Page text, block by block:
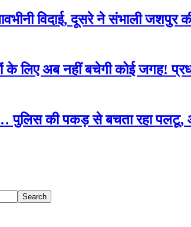
विदाई, दूसरे ने संभाली
के लिए अब नहीं बचेगी कोई जगह!
की पकड़ से बचता रहा पलटू,
Search